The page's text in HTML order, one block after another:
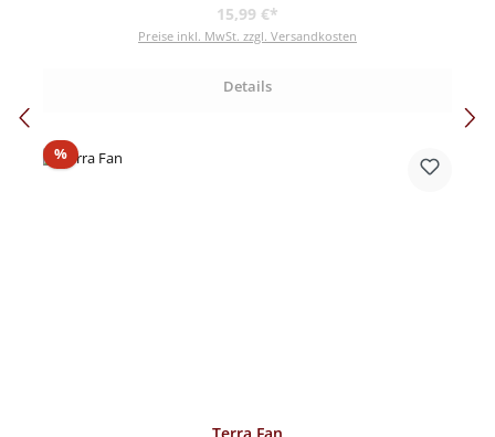
Regulärer Preis:
15,99 €*
Preise inkl. MwSt. zzgl. Versandkosten
Details
%Rabatt